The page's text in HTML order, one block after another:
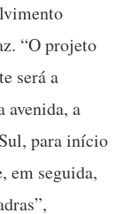
“O projeto
será a
avenida, a
para início
em seguida,